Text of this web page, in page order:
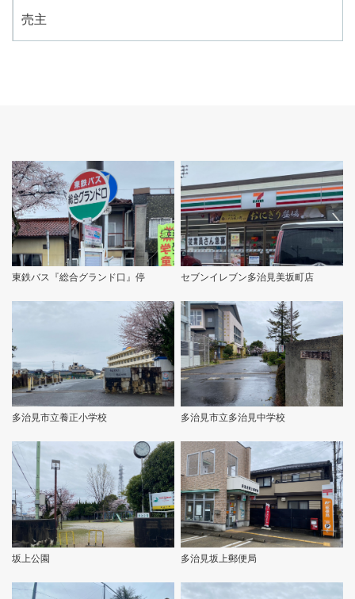
売主
東鉄バス『総合グランド口』停 セブンイレブン多治見美坂町店
多治見市立養正小学校 多治見市立多治見中学校
坂上公園 多治見坂上郵便局